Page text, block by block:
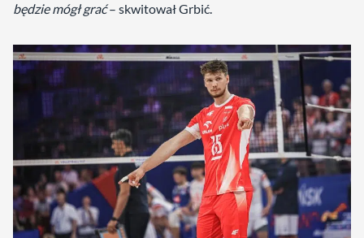
będzie mógł grać– skwitował Grbić.